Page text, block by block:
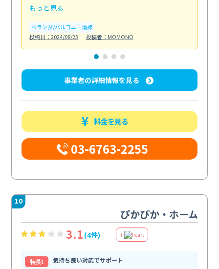
もっと見る
ベランダ/バルコニー清掃
投稿日：2024/08/23
投稿者：MOMONO
事業者の詳細情報を見る
料金を見る
03-6763-2255
10
ぴかぴか・ホーム
3.1 (4件) ＋
特⻑1
気持ち良い対応でサポート